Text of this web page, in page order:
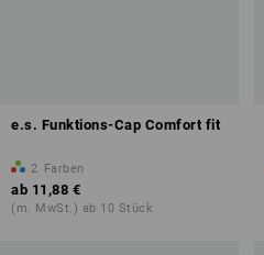
e.s. Funktions-Cap Comfort fit
2 Farben
ab 11,88 €
(m. MwSt.) ab 10 Stück